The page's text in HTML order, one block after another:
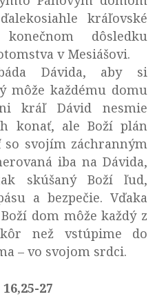
kráľovské
dôsledku
v Mesiášovi.
Dávida, aby si
môže každému domu
kráľ Dávid nesmie
konať, ale Boží plán
svojím záchranným
iba na Dávida,
skúšaný Boží ľud,
a bezpečie. Vďaka
dom môže každý z
než vstúpime do
– vo svojom srdci.
27